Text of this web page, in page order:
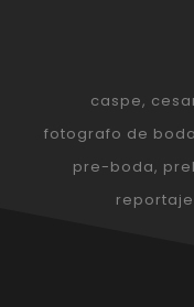
caspe
fotografo de
pre-boda